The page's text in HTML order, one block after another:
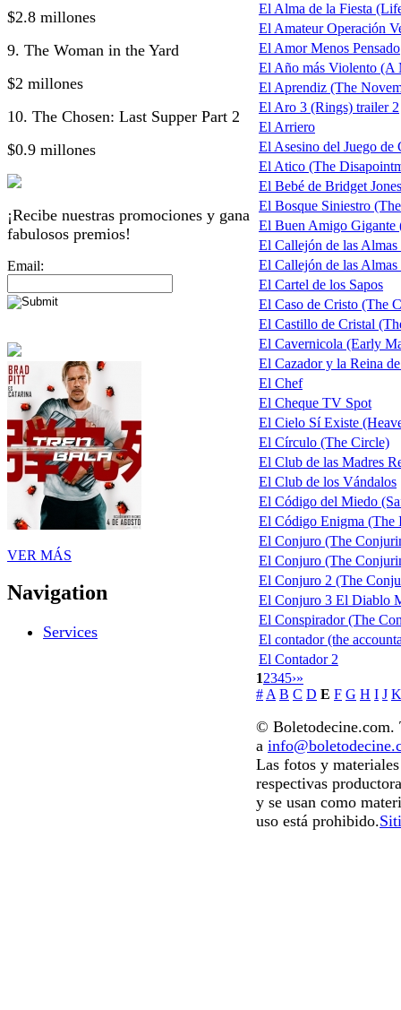
$2.8 millones
9. The Woman in the Yard
$2 millones
10. The Chosen: Last Supper Part 2
$0.9 millones
¡Recibe nuestras promociones y gana
fabulosos premios!
Email:
VER MÁS
Navigation
Services
El Alma de la Fiesta
El Amateur Operación
El Amor Menos Pensado
El Año más Violento (A
El Aprendiz (The
El Aro 3 (Rings) trailer 2
El Arriero
El Asesino del Juego de
El Atico (The
El Bebé de Bridget
El Bosque Siniestro
El Buen Amigo Gigante
El Callejón de las
El Callejón de las
El Cartel de los Sapos
El Caso de Cristo (The
El Castillo de Cristal
El Cavernicola (Early
El Cazador y la Reina
El Chef
El Cheque TV Spot
El Cielo Sí Existe
El Círculo (The Circle)
El Club de las Madres
El Club de los Vándalos
El Código del Miedo
El Código Enigma (The
El Conjuro (The
El Conjuro (The
El Conjuro 2 (The
El Conjuro 3 El Diablo
El Conspirador (The
El contador (the
El Contador 2
12345›»
# A B C D E F G H I J K
© Boletodecine.com.
a
Las fotos y
respectivas
y se usan como
uso está prohibido.